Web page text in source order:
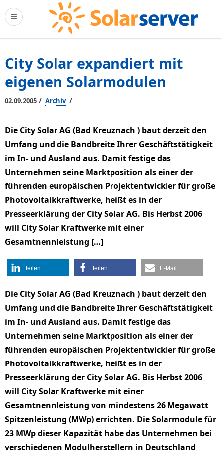
City Solar expandiert mit
eigenen Solarmodulen
02.09.2005 / Archiv /
Die City Solar AG (Bad Kreuznach ) baut derzeit den
Umfang und die Bandbreite Ihrer Geschäftstätigkeit
im In- und Ausland aus. Damit festige das
Unternehmen seine Marktposition als einer der
führenden europäischen Projektentwickler für große
Photovoltaikkraftwerke, heißt es in der
Presseerklärung der City Solar AG. Bis Herbst 2006
will City Solar Kraftwerke mit einer
Gesamtnennleistung […]
teilen teilen E-Mail
Die City Solar AG (Bad Kreuznach ) baut derzeit den
Umfang und die Bandbreite Ihrer Geschäftstätigkeit
im In- und Ausland aus. Damit festige das
Unternehmen seine Marktposition als einer der
führenden europäischen Projektentwickler für große
Photovoltaikkraftwerke, heißt es in der
Presseerklärung der City Solar AG. Bis Herbst 2006
will City Solar Kraftwerke mit einer
Gesamtnennleistung von mindestens 26 Megawatt
Spitzenleistung (MWp) errichten. Die Solarmodule für
23 MWp dieser Kapazität habe das Unternehmen bei
verschiedenen Modulherstellern in Deutschland